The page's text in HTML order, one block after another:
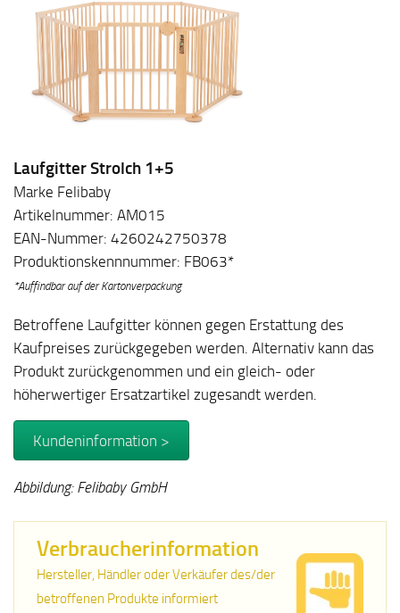
Laufgitter Strolch 1+5
Marke Felibaby
Artikelnummer: AM015
EAN-Nummer: 4260242750378
Produktionskennnummer: FB063*
*Auffindbar auf der Kartonverpackung
Betroffene Laufgitter können gegen Erstattung des
Kaufpreises zurückgegeben werden. Alternativ kann das
Produkt zurückgenommen und ein gleich- oder
höherwertiger Ersatzartikel zugesandt werden.
Kundeninformation >
Abbildung: Felibaby GmbH
Verbraucherinformation
Hersteller, Händler oder Verkäufer des/der
betroffenen Produkte informiert